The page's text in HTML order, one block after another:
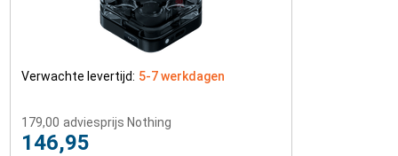
Verwachte levertijd: 5-7 werkdagen
179,00 adviesprijs Nothing
146,95